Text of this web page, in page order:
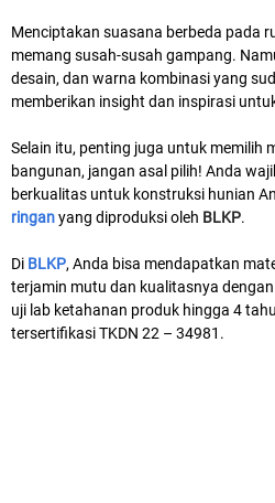
Menciptakan suasana berbeda pada
memang susah-susah gampang.
desain, dan warna kombinasi yang
memberikan insight dan inspirasi
Selain itu, penting juga untuk memilih
bangunan, jangan asal pilih! Anda
berkualitas untuk konstruksi hunian
ringanyang diproduksi oleh BLKP.
Di BLKP, Anda bisa mendapatkan
terjamin mutu dan kualitasnya
uji lab ketahanan produk hingga 4
tersertifikasi TKDN 22 – 34981.